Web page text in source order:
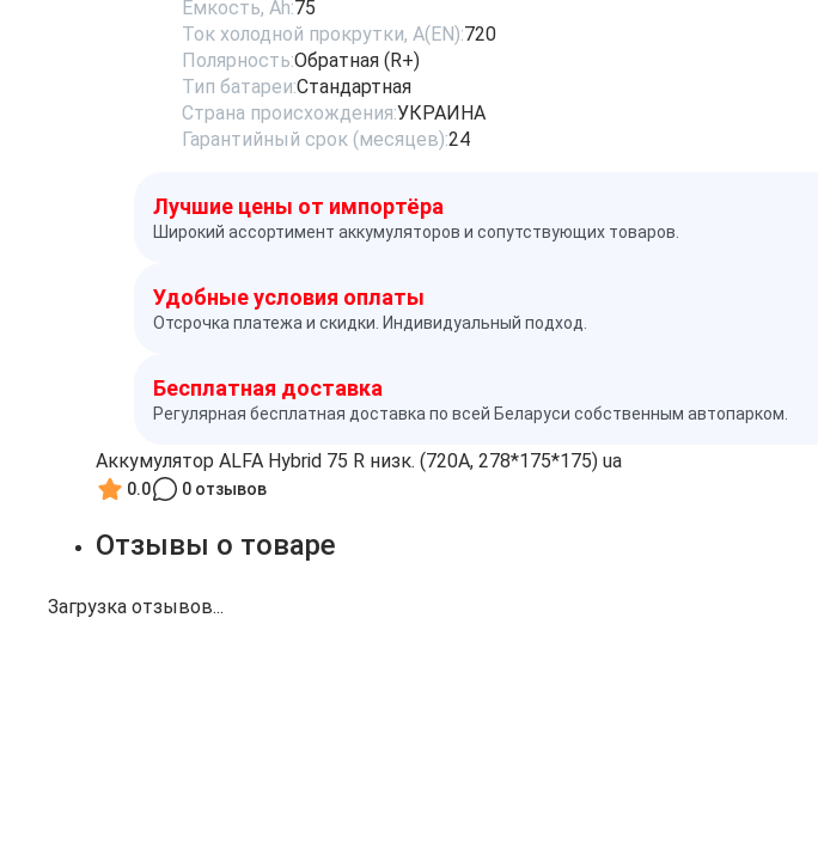
Емкость, Ah:75
Ток холодной прокрутки, A(EN):720
Полярность:Обратная (R+)
Тип батареи:Стандартная
Страна происхождения:УКРАИНА
Гарантийный срок (месяцев):24
Лучшие цены от импортёра
Широкий ассортимент аккумуляторов и сопутствующих товаров.
Удобные условия оплаты
Отсрочка платежа и скидки. Индивидуальный подход.
Бесплатная доставка
Регулярная бесплатная доставка по всей Беларуси собственным автопарком.
Аккумулятор ALFA Hybrid 75 R низк. (720A, 278*175*175) ua
0.0 0 отзывов
Отзывы о товаре
Загрузка отзывов...